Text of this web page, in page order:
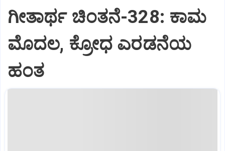
ಗೀತಾರ್ಥ ಚಿಂತನೆ-328: ಕಾಮ
ಮೊದಲ, ಕ್ರೋಧ ಎರಡನೆಯ
ಹಂತ